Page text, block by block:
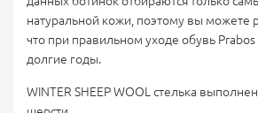
натуральной кожи, поэтому вы можете
что при правильном уходе обувь
долгие годы.
WINTER SHEEP WOOL стелька